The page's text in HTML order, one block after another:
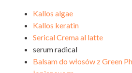
Kallos algae
Kallos keratin
Serical Crema al latte
serum radical
Balsam do włosów z Green